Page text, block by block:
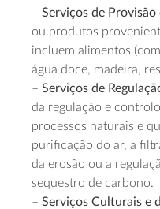
– Serviços de
ou produtos
incluem alimentos
água doce, madeira,
– Serviços de
da regulação e
processos naturais e
purificação do ar, a
da erosão ou a
sequestro de carbono.
– Serviços Culturais e